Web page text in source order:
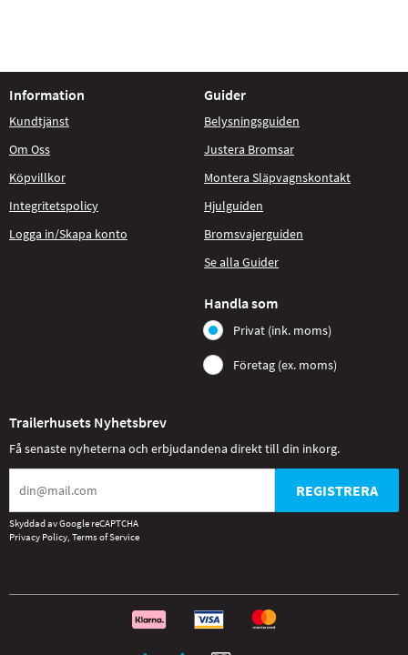
Information
Kundtjänst
Om Oss
Köpvillkor
Integritetspolicy
Logga in/Skapa konto
Guider
Belysningsguiden
Justera Bromsar
Montera Släpvagnskontakt
Hjulguiden
Bromsvajerguiden
Se alla Guider
Handla som
Privat (ink. moms)
Företag (ex. moms)
Trailerhusets Nyhetsbrev
Få senaste nyheterna och erbjudandena direkt till din inkorg.
REGISTRERA
Skyddad av Google reCAPTCHA
Privacy Policy, Terms of Service